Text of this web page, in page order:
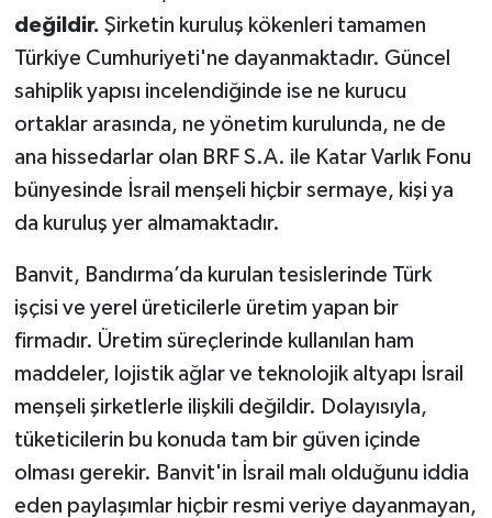
değildir. Şirketin kuruluş kökenleri tamamen
Türkiye Cumhuriyeti'ne dayanmaktadır. Güncel
sahiplik yapısı incelendiğinde ise ne kurucu
ortaklar arasında, ne yönetim kurulunda, ne de
ana hissedarlar olan BRF S.A. ile Katar Varlık Fonu
bünyesinde İsrail menşeli hiçbir sermaye, kişi ya
da kuruluş yer almamaktadır.
Banvit, Bandırma’da kurulan tesislerinde Türk
işçisi ve yerel üreticilerle üretim yapan bir
firmadır. Üretim süreçlerinde kullanılan ham
maddeler, lojistik ağlar ve teknolojik altyapı İsrail
menşeli şirketlerle ilişkili değildir. Dolayısıyla,
tüketicilerin bu konuda tam bir güven içinde
olması gerekir. Banvit'in İsrail malı olduğunu iddia
eden paylaşımlar hiçbir resmi veriye dayanmayan,